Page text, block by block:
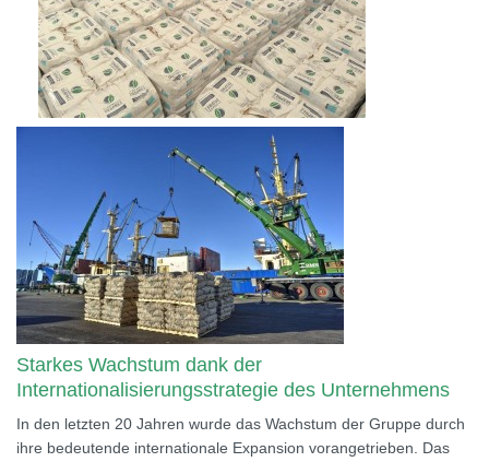
Starkes Wachstum dank der
Internationalisierungsstrategie des Unternehmens
In den letzten 20 Jahren wurde das Wachstum der Gruppe durch
ihre bedeutende internationale Expansion vorangetrieben. Das